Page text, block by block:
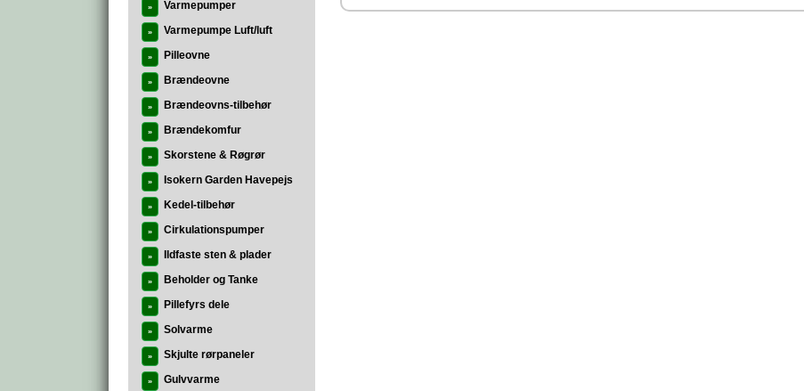
» Varmepumper
» Varmepumpe Luft/luft
» Pilleovne
» Brændeovne
» Brændeovns-tilbehør
» Brændekomfur
» Skorstene & Røgrør
» Isokern Garden Havepejs
» Kedel-tilbehør
» Cirkulationspumper
» Ildfaste sten & plader
» Beholder og Tanke
» Pillefyrs dele
» Solvarme
» Skjulte rørpaneler
» Gulvvarme